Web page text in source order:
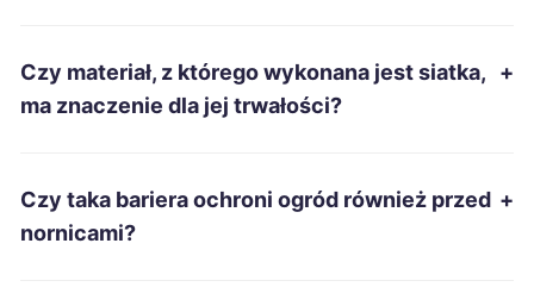
Dąbrowa Górnicza TWÓJ REGION
Lubin
Czy materiał, z którego wykonana jest siatka,
ma znaczenie dla jej trwałości?
+
Czy taka bariera ochroni ogród również przed
nornicami?
+